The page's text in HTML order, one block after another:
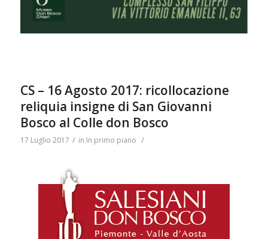
CS – 16 Agosto 2017: ricollocazione
reliquia insigne di San Giovanni
Bosco al Colle don Bosco
17 Luglio 2017 / in In primo piano /